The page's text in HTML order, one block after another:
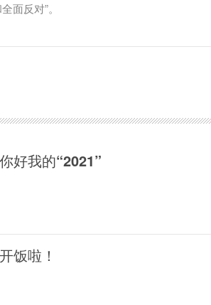
面反对”。
好我的“2021”
饭啦！